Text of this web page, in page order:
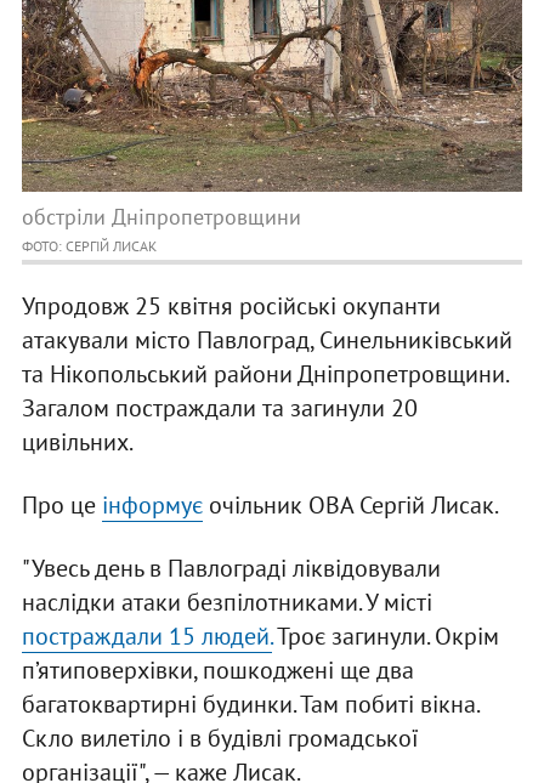
обстріли Дніпропетровщини
ФОТО: СЕРГІЙ ЛИСАК
Упродовж 25 квітня російські окупанти
атакували місто Павлоград, Синельниківський
та Нікопольський райони Дніпропетровщини.
Загалом постраждали та загинули 20
цивільних.
Про це інформуєочільник ОВА Сергій Лисак.
"Увесь день в Павлограді ліквідовували
наслідки атаки безпілотниками. У місті
постраждали 15 людей.Троє загинули. Окрім
п’ятиповерхівки, пошкоджені ще два
багатоквартирні будинки. Там побиті вікна.
Скло вилетіло і в будівлі громадської
організації", — каже Лисак.